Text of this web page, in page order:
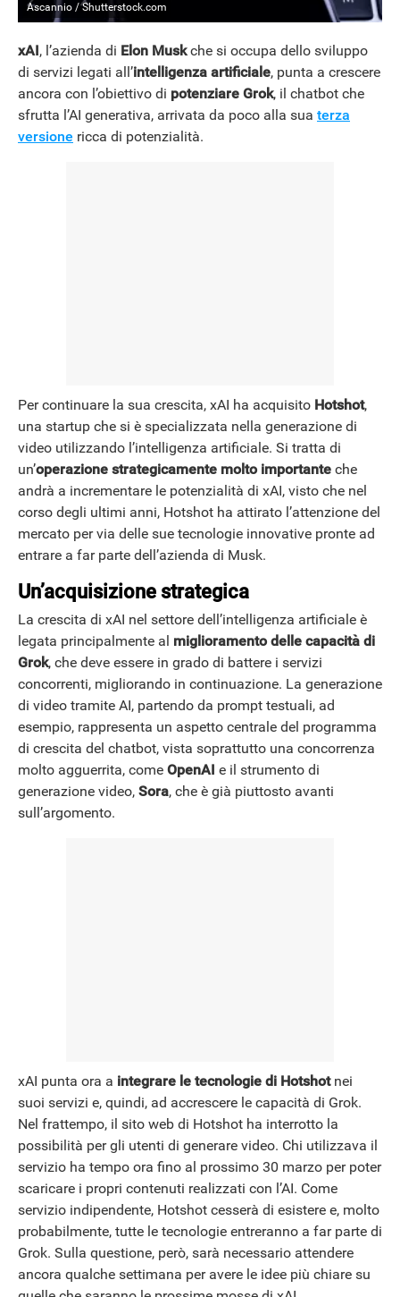
Ascannio / Shutterstock.com
xAI, l’azienda di Elon Muskche si occupa dello sviluppo
di servizi legati all’intelligenza artificiale, punta a crescere
ancora con l’obiettivo di potenziare Grok, il chatbot che
sfrutta l’AI generativa, arrivata da poco alla sua terza
versione ricca di potenzialità.
Per continuare la sua crescita, xAI ha acquisito Hotshot,
una startup che si è specializzata nella generazione di
video utilizzando l’intelligenza artificiale. Si tratta di
un’operazione strategicamente molto importante che
andrà a incrementare le potenzialità di xAI, visto che nel
corso degli ultimi anni, Hotshot ha attirato l’attenzione del
mercato per via delle sue tecnologie innovative pronte ad
entrare a far parte dell’azienda di Musk.
Un’acquisizione strategica
La crescita di xAI nel settore dell’intelligenza artificiale è
legata principalmente al miglioramento delle capacità di
Grok, che deve essere in grado di battere i servizi
concorrenti, migliorando in continuazione. La generazione
di video tramite AI, partendo da prompt testuali, ad
esempio, rappresenta un aspetto centrale del programma
di crescita del chatbot, vista soprattutto una concorrenza
molto agguerrita, come OpenAI e il strumento di
generazione video, Sora, che è già piuttosto avanti
sull’argomento.
xAI punta ora a integrare le tecnologie di Hotshotnei
suoi servizi e, quindi, ad accrescere le capacità di Grok.
Nel frattempo, il sito web di Hotshot ha interrotto la
possibilità per gli utenti di generare video. Chi utilizzava il
servizio ha tempo ora fino al prossimo 30 marzo per poter
scaricare i propri contenuti realizzati con l’AI. Come
servizio indipendente, Hotshot cesserà di esistere e, molto
probabilmente, tutte le tecnologie entreranno a far parte di
Grok. Sulla questione, però, sarà necessario attendere
ancora qualche settimana per avere le idee più chiare su